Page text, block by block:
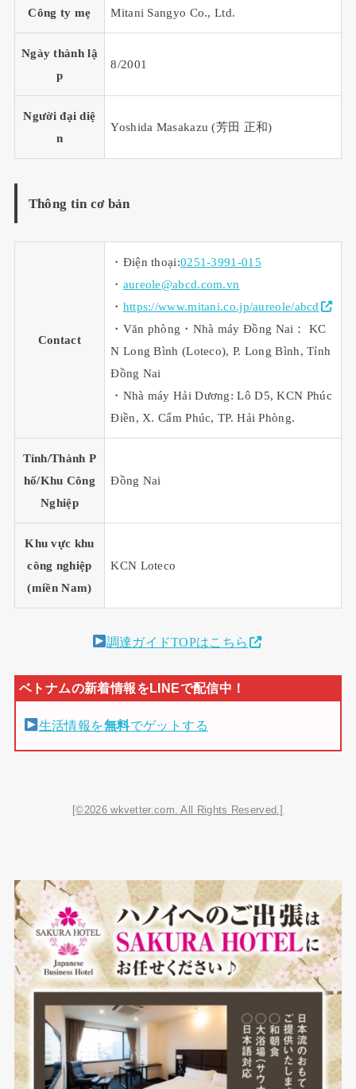
Công ty mẹ Mitani Sangyo Co., Ltd.
Ngày thành lậ
p
8/2001
Người đại diệ
n
Yoshida Masakazu (芳田 正和)
Thông tin cơ bản
Contact
・Điện thoại:0251-3991-015
・ aureole@abcd.com.vn
・ https://www.mitani.co.jp/aureole/abcd
・Văn phòng・Nhà máy Đồng Nai： KC
N Long Bình (Loteco), P. Long Bình, Tỉnh
Đồng Nai
・Nhà máy Hải Dương: Lô D5, KCN Phúc
Điền, X. Cẩm Phúc, TP. Hải Phòng.
Tỉnh/Thành P
hố/Khu Công
Nghiệp
Đồng Nai
Khu vực khu
công nghiệp
(miền Nam)
KCN Loteco
調達ガイドTOPはこちら
生活情報を無料でゲットする
[©2026 wkvetter.com. All Rights Reserved.]